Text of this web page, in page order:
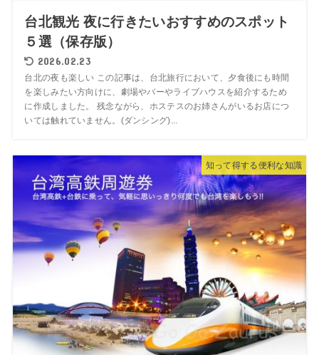
台北観光 夜に行きたいおすすめのスポット
５選（保存版）
2026.02.23
台北の夜も楽しい この記事は、台北旅行において、夕食後にも時間
を楽しみたい方向けに、劇場やバーやライブハウスを紹介するため
に作成しました。 残念ながら、ホステスのお姉さんがいるお店につ
いては触れていません。(ダンシング)...
知って得する便利な知識